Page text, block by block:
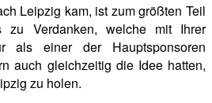
Leipzig kam, ist zum größten Teil
zu Verdanken, welche mit Ihrer
als einer der Hauptsponsoren
auch gleichzeitig die Idee hatten,
zu holen.